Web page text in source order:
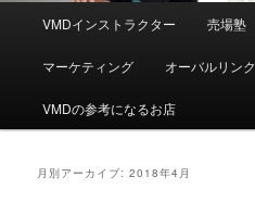
ュ
VMDインストラクター 売場塾
マーケティング オーバルリンク
VMDの参考になるお店
月別アーカイブ:2018年4月